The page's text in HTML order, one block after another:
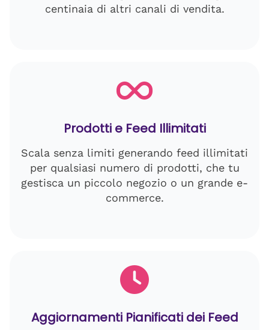
centinaia di altri canali di vendita.
Prodotti e Feed Illimitati
Scala senza limiti generando feed illimitati
per qualsiasi numero di prodotti, che tu
gestisca un piccolo negozio o un grande e-
commerce.
Aggiornamenti Pianificati dei Feed